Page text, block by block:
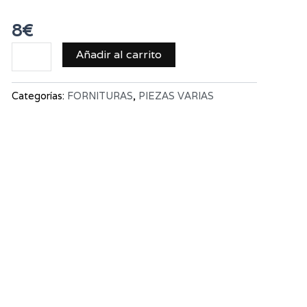
8€
Añadir al carrito
Categorías: FORNITURAS, PIEZAS VARIAS